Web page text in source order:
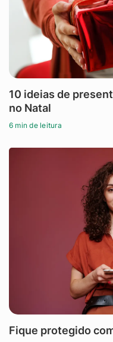
10 ideias de
no Natal
6 min de leitura
Fique protegido